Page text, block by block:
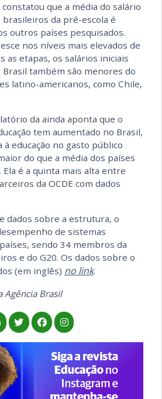
que a média do salário
da pré-escola é
outros países pesquisados.
nos níveis mais elevados de
as etapas, os salários iniciais
também são menores do
latino-americanos, como Chile,
da ainda aponta que o
tem aumentado no Brasil,
à educação no gasto público
do que a média dos países
Ela é a quinta mais alta entre
da OCDE com dados
dados sobre a estrutura, o
de sistemas
sendo 34 membros da
e do G20. Os dados sobre o
(em inglês) no link.
Agência Brasil